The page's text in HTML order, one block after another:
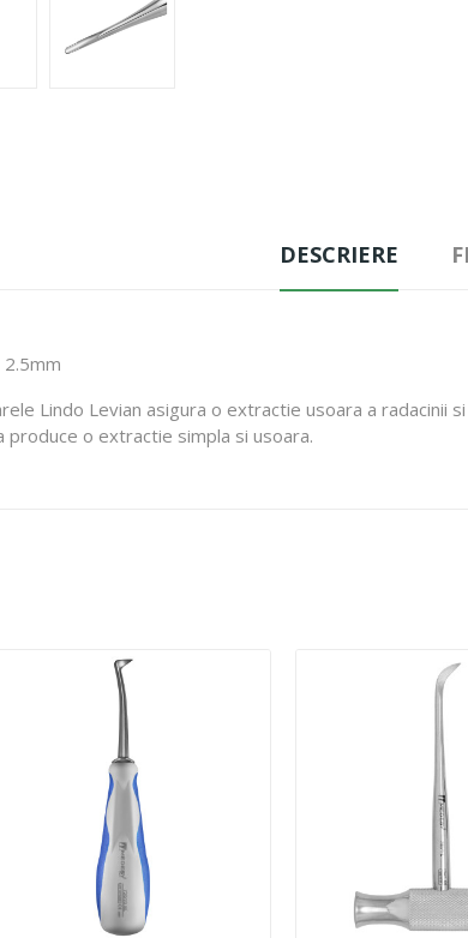
DESCRIERE
Lindo Levian asigura o extractie usoara a radacinii
o extractie simpla si usoara.